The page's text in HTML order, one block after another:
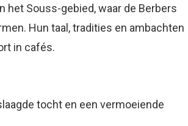
het Souss-gebied, waar de Berbers
Hun taal, tradities en ambachten
in cafés.
tocht en een vermoeiende